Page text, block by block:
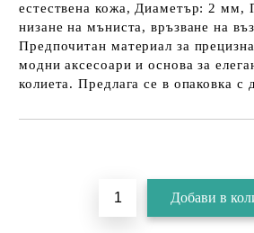
естествена кожа, Диаметър: 2 мм,
низане на мъниста, връзване на
Предпочитан материал за
модни аксесоари и основа за
колиета. Предлага се в опаковка с